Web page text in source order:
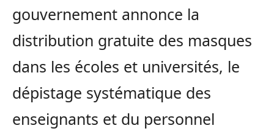
gouvernement annonce la
distribution gratuite des masques
dans les écoles et universités, le
dépistage systématique des
enseignants et du personnel